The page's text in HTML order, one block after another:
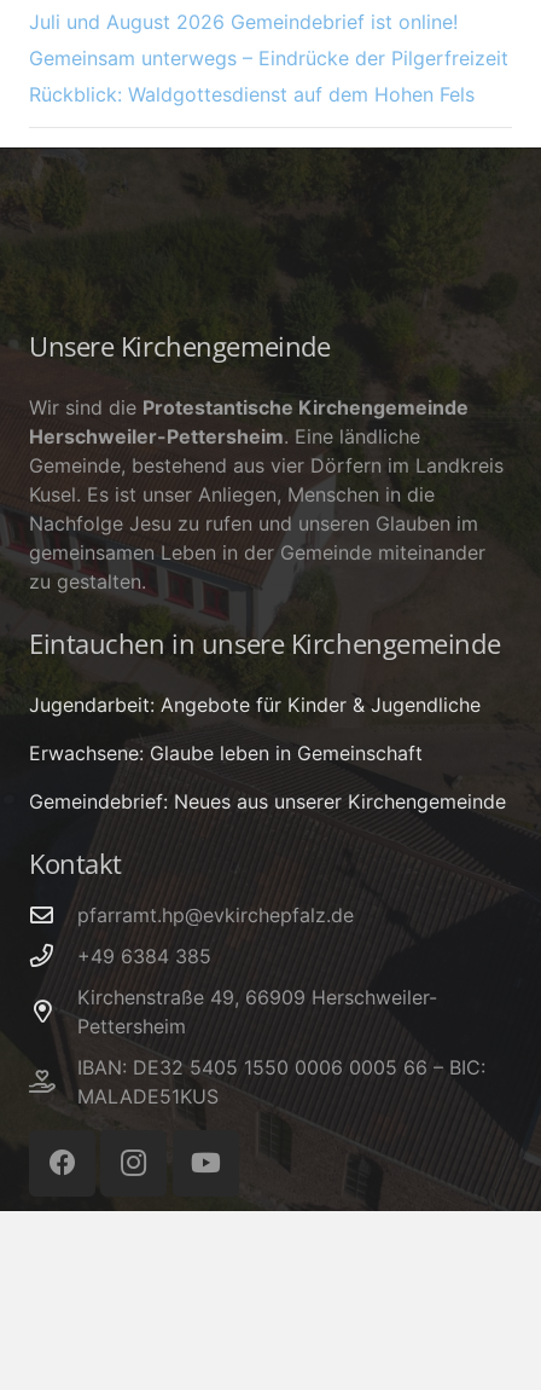
Juli und August 2026 Gemeindebrief ist online!
Gemeinsam unterwegs – Eindrücke der Pilgerfreizeit
Rückblick: Waldgottesdienst auf dem Hohen Fels
Unsere Kirchengemeinde
Wir sind die Protestantische Kirchengemeinde
Herschweiler-Pettersheim. Eine ländliche
Gemeinde, bestehend aus vier Dörfern im Landkreis
Kusel. Es ist unser Anliegen, Menschen in die
Nachfolge Jesu zu rufen und unseren Glauben im
gemeinsamen Leben in der Gemeinde miteinander
zu gestalten.
Eintauchen in unsere Kirchengemeinde
Jugendarbeit: Angebote für Kinder & Jugendliche
Erwachsene: Glaube leben in Gemeinschaft
Gemeindebrief: Neues aus unserer Kirchengemeinde
Kontakt
pfarramt.hp@evkirchepfalz.de
+49 6384 385
Kirchenstraße 49, 66909 Herschweiler-
Pettersheim
IBAN: DE32 5405 1550 0006 0005 66 – BIC:
MALADE51KUS